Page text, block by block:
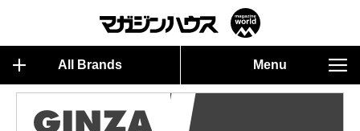
All Brands Menu